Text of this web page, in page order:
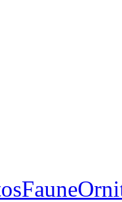
Faune